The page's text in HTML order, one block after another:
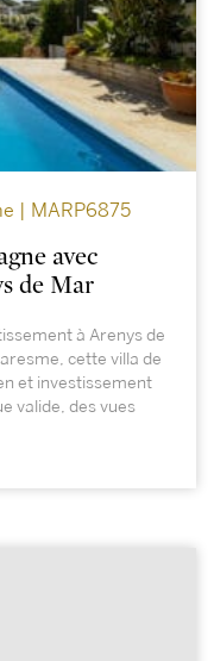
| MARP6875
avec
de Mar
à Arenys de
cette villa de
et investissement
valide, des vues